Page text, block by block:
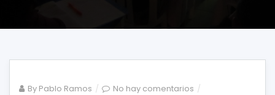
By Pablo Ramos No hay comentarios en